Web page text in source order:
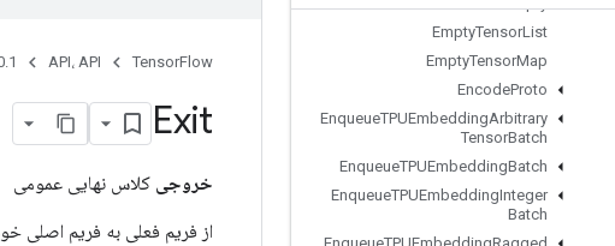
EmptyTensorList
EmptyTensorMap
EncodeProto
EnqueueTPUEmbeddingArbitrary
TensorBatch
EnqueueTPUEmbeddingBatch
EnqueueTPUEmbeddingInteger
Batch
TensorFlow API، API
Exit
خروجی کلاس نهایی عمومی
از فریم فعلی به فریم اصلی